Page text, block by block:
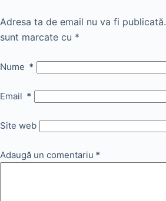
Adresa ta de email nu va fi publicată.
sunt marcate cu *
Nume *
Email *
Site web
Adaugă un comentariu *